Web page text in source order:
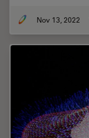
Nov 13, 2022